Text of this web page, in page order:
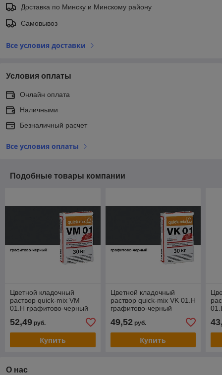
Доставка по Минску и Минскому району
Самовывоз
Все условия доставки
Условия оплаты
Онлайн оплата
Наличными
Безналичный расчет
Все условия оплаты
Подобные товары компании
Цветной кладочный
раствор quick-mix VM
01.H графитово-черный
52,49 руб.
Купить
Цветной кладочный
раствор quick-mix VK 01.Н
графитово-черный
49,52руб.
Купить
О нас